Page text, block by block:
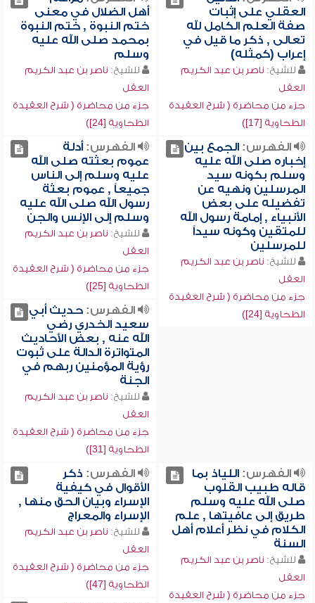
العقلي على إثبات
صفة العلم الكامل لله
تعالى , ذكر ما قيل في
إعراب (كمثله)
للشيخ: ناصر بن عبد الكريم
العقل
جزء من محاضرة ( شرح العقيدة
الطحاوية [17])
أهل الضلال في معنى
ختم النبوة , ختم النبوة
بمحمد صلى الله عليه
وسلم
للشيخ: ناصر بن عبد الكريم
العقل
جزء من محاضرة ( شرح العقيدة
الطحاوية [24])
الفهرس:الجمع بين
إخباره صلى الله عليه
وسلم بكونه سيد
المرسلين ونهيه عن
تفضيله على بعض
الأنبياء , إمامة رسول الله
للمتقين وكونه سيداً
للمرسلين
للشيخ: ناصر بن عبد الكريم
العقل
جزء من محاضرة ( شرح العقيدة
الطحاوية [24])
الفهرس:أدلة
عموم بعثته صلى الله
عليه وسلم إلى الناس
جميعاً , عموم بعثة
رسول الله صلى الله عليه
وسلم إلى الإنس والجن
للشيخ: ناصر بن عبد الكريم
العقل
جزء من محاضرة ( شرح العقيدة
الطحاوية [25])
الفهرس:حديث أبي
سعيد الخدري رضي
الله عنه , بعض الأحاديث
المتواترة الدالة على ثبوت
رؤية المؤمنين ربهم في
الجنة
للشيخ: ناصر بن عبد الكريم
العقل
جزء من محاضرة ( شرح العقيدة
الطحاوية [31])
الفهرس:اللياذ بما
قاله طبيب القلوب
صلى الله عليه وسلم
طريق إلى عافيتها , علم
الكلام في نظر أعلام أهل
السنة
للشيخ: ناصر بن عبد الكريم
العقل
جزء من محاضرة ( شرح العقيدة
الفهرس: ذكر
الأقوال في كيفية
الإسراء وبيان الحق منها ,
الإسراء والمعراج
للشيخ: ناصر بن عبد الكريم
العقل
جزء من محاضرة ( شرح العقيدة
الطحاوية [47])